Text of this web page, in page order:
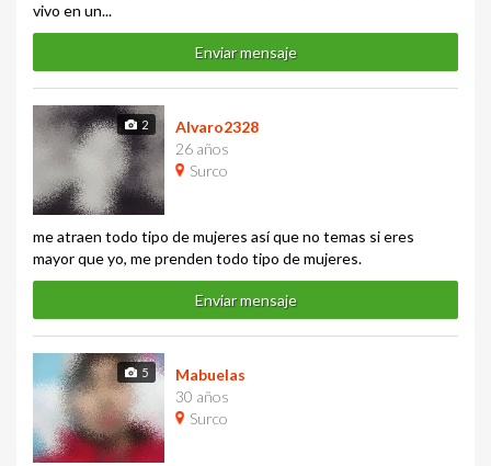
vivo en un...
Enviar mensaje
2
Alvaro2328
26 años
Surco
me atraen todo tipo de mujeres así que no temas si eres
mayor que yo, me prenden todo tipo de mujeres.
Enviar mensaje
5
Mabuelas
30 años
Surco